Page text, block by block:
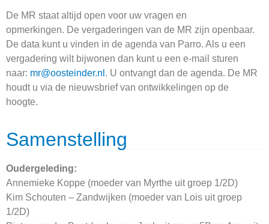
De MR staat altijd open voor uw vragen en
opmerkingen. De vergaderingen van de MR zijn openbaar.
De data kunt u vinden in de agenda van Parro. Als u een
vergadering wilt bijwonen dan kunt u een e-mail sturen
naar: mr@oosteinder.nl . U ontvangt dan de agenda. De MR
houdt u via de nieuwsbrief van ontwikkelingen op de
hoogte.
Samenstelling
Oudergeleding:
Annemieke Koppe (moeder van Myrthe uit groep 1/2D)
Kim Schouten – Zandwijken (moeder van Lois uit groep
1/2D)